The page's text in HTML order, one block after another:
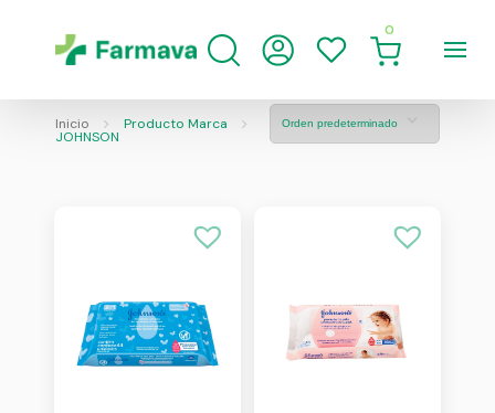
0
Inicio Producto Marca
JOHNSON